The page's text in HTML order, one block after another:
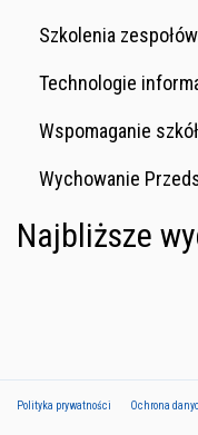
Szkolenia
Technologie
Wspomaganie
Wychowanie
Najbliższe
Polityka prywatności Ochrona